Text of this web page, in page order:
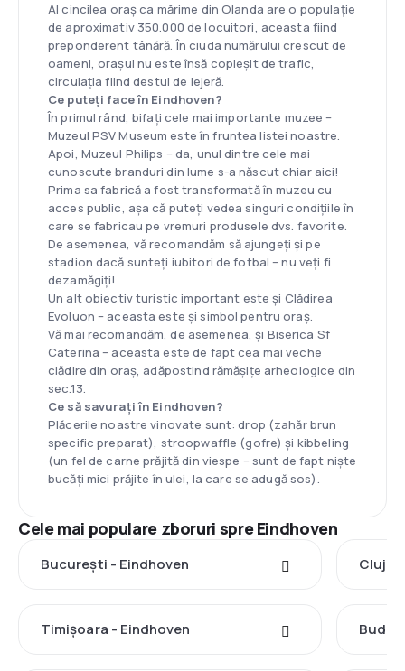
Al cincilea oraș ca mărime din Olanda are o populație
de aproximativ 350.000 de locuitori, aceasta fiind
preponderent tânără. În ciuda numărului crescut de
oameni, orașul nu este însă copleșit de trafic,
circulația fiind destul de lejeră.
Ce puteți face în Eindhoven?
În primul rând, bifați cele mai importante muzee –
Muzeul PSV Museum este în fruntea listei noastre.
Apoi, Muzeul Philips – da, unul dintre cele mai
cunoscute branduri din lume s-a născut chiar aici!
Prima sa fabrică a fost transformată în muzeu cu
acces public, așa că puteți vedea singuri condițiile în
care se fabricau pe vremuri produsele dvs. favorite.
De asemenea, vă recomandăm să ajungeți și pe
stadion dacă sunteți iubitori de fotbal – nu veți fi
dezamăgiți!
Un alt obiectiv turistic important este și Clădirea
Evoluon – aceasta este și simbol pentru oraș.
Vă mai recomandăm, de asemenea, și Biserica Sf
Caterina – aceasta este de fapt cea mai veche
clădire din oraș, adăpostind rămășițe arheologice din
sec.13.
Ce să savurați în Eindhoven?
Plăcerile noastre vinovate sunt: drop (zahăr brun
specific preparat), stroopwaffle (gofre) și kibbeling
(un fel de carne prăjită din viespe – sunt de fapt niște
bucăți mici prăjite în ulei, la care se adugă sos).
Cele mai populare zboruri spre Eindhoven
București - Eindhoven Cluj-
Timișoara - Eindhoven